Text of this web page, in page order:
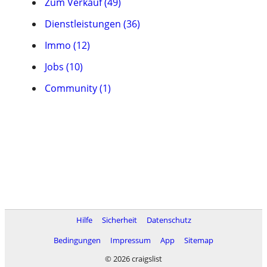
Dienstleistungen (36)
Immo (12)
Jobs (10)
Community (1)
Hilfe Sicherheit
Datenschutz
Bedingungen
Impressum App
Sitemap
© 2026 craigslist